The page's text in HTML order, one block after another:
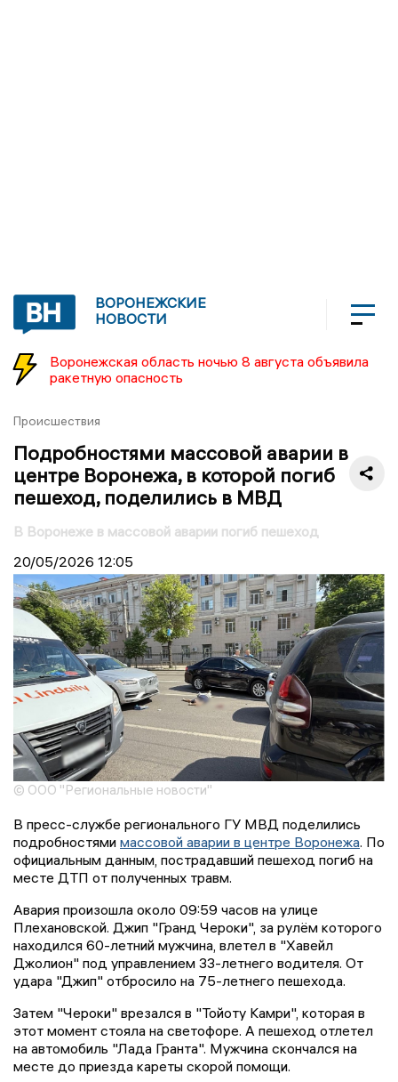
ВОРОНЕЖСКИЕ
НОВОСТИ
Воронежская область ночью 8 августа объявила
ракетную опасность
Происшествия
Подробностями массовой аварии в
центре Воронежа, в которой погиб
пешеход, поделились в МВД
В Воронеже в массовой аварии погиб пешеход
20/05/2026 12:05
© ООО "Региональные новости"
В пресс-службе регионального ГУ МВД поделились
подробностями массовой аварии в центре Воронежа. По
официальным данным, пострадавший пешеход погиб на
месте ДТП от полученных травм.
Авария произошла около 09:59 часов на улице
Плехановской. Джип "Гранд Чероки", за рулём которого
находился 60-летний мужчина, влетел в "Хавейл
Джолион" под управлением 33-летнего водителя. От
удара "Джип" отбросило на 75-летнего пешехода.
Затем "Чероки" врезался в "Тойоту Камри", которая в
этот момент стояла на светофоре. А пешеход отлетел
на автомобиль "Лада Гранта". Мужчина скончался на
месте до приезда кареты скорой помощи.